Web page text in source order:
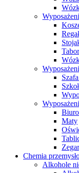
Maty
Chemia
Alkohole